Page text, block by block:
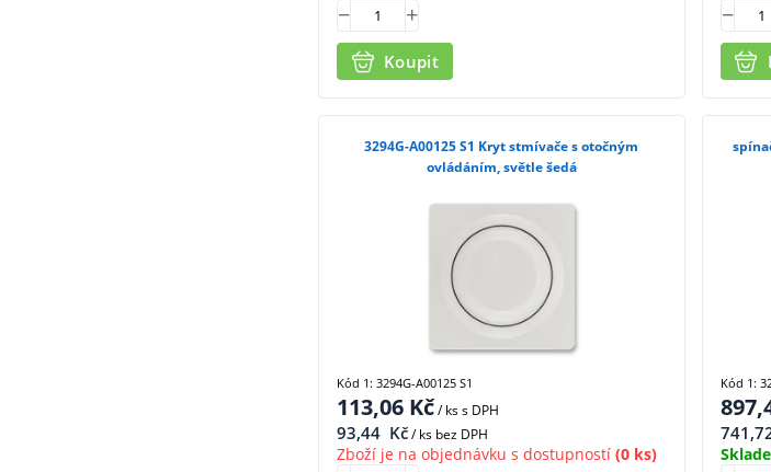
Koupit
3294G-A00125 S1 Kryt stmívače s otočným
ovládáním, světle šedá
113,06 Kč/ kss DPH
93,44 Kč/ ks bez DPH
Zboží je na objednávku s dostupností (0 ks)
Kód 1: 3294G-A00125 S1 Kód 1: